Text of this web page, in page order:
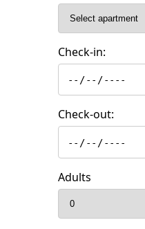
Check-in:
Check-out:
Adults